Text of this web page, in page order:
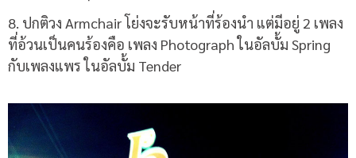
8. ปกติวง Armchairโย่งจะรับหน้าที่ร้องนำ แต่มีอยู่ 2 เพลง
ที่อ้วนเป็นคนร้องคือ เพลง Photographในอัลบั้ม Spring
กับเพลงแพร ในอัลบั้ม Tender